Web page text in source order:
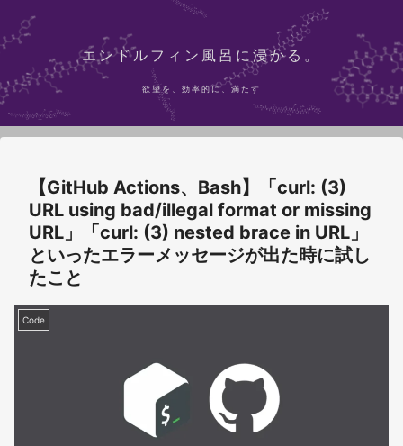
エンドルフィン風呂に浸かる。
欲望を、効率的に、満たす
【GitHub Actions、Bash】「curl: (3)
URL using bad/illegal format or missing
URL」「curl: (3) nested brace in URL」
といったエラーメッセージが出た時に試し
たこと
Code